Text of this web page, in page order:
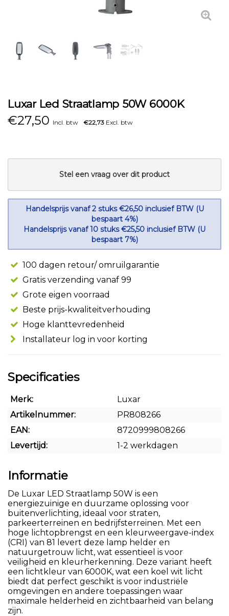
Luxar Led Straatlamp 50W 6000K
€27,50 Incl. btw €22,73 Excl. btw
Stel een vraag over dit product
Handelsprijs vanaf 2 stuks €26,50 inclusief BTW (U
bespaart 4%)
Handelsprijs vanaf 10 stuks €25,50 inclusief BTW (U
bespaart 7%)
100 dagen retour/ omruilgarantie
Gratis verzending vanaf 99
Grote eigen voorraad
Beste prijs-kwaliteitverhouding
Hoge klanttevredenheid
Installateur log in voor korting
Specificaties
Merk:
Luxar
Artikelnummer:
PR808266
EAN:
8720999808266
Levertijd:
1-2 werkdagen
Informatie
De Luxar LED Straatlamp 50W is een
energiezuinige en duurzame oplossing voor
buitenverlichting, ideaal voor straten,
parkeerterreinen en bedrijfsterreinen. Met een
hoge lichtopbrengst en een kleurweergave-index
(CRI) van 81 levert deze lamp helder en
natuurgetrouw licht, wat essentieel is voor
veiligheid en kleurherkenning. Deze variant heeft
een lichtkleur van 6000K, wat een koel wit licht
biedt dat perfect geschikt is voor industriële
omgevingen en andere toepassingen waar
maximale helderheid en zichtbaarheid van belang
zijn.